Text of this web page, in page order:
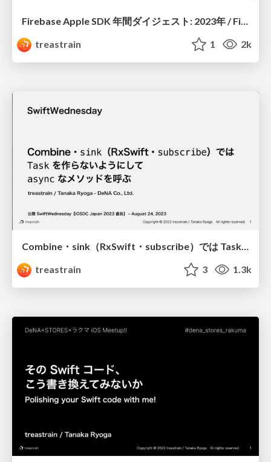
Firebase Apple SDK 年間ダイジェスト: 2023年 / Firebase Apple SDK Annual Digest: 2023
treastrain
1 2k
Combine・sink（RxSwift・subscribe）では Task を作らないようにして async なメソッドを呼ぶ / Do not create a Task inside a Combine/sink (RxSwift/subscribe) closure when calling an async method there
treastrain
3 1.3k